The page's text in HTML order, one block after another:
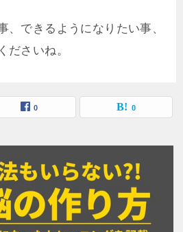
、できるようになりたい事、
ださいね。
0 0